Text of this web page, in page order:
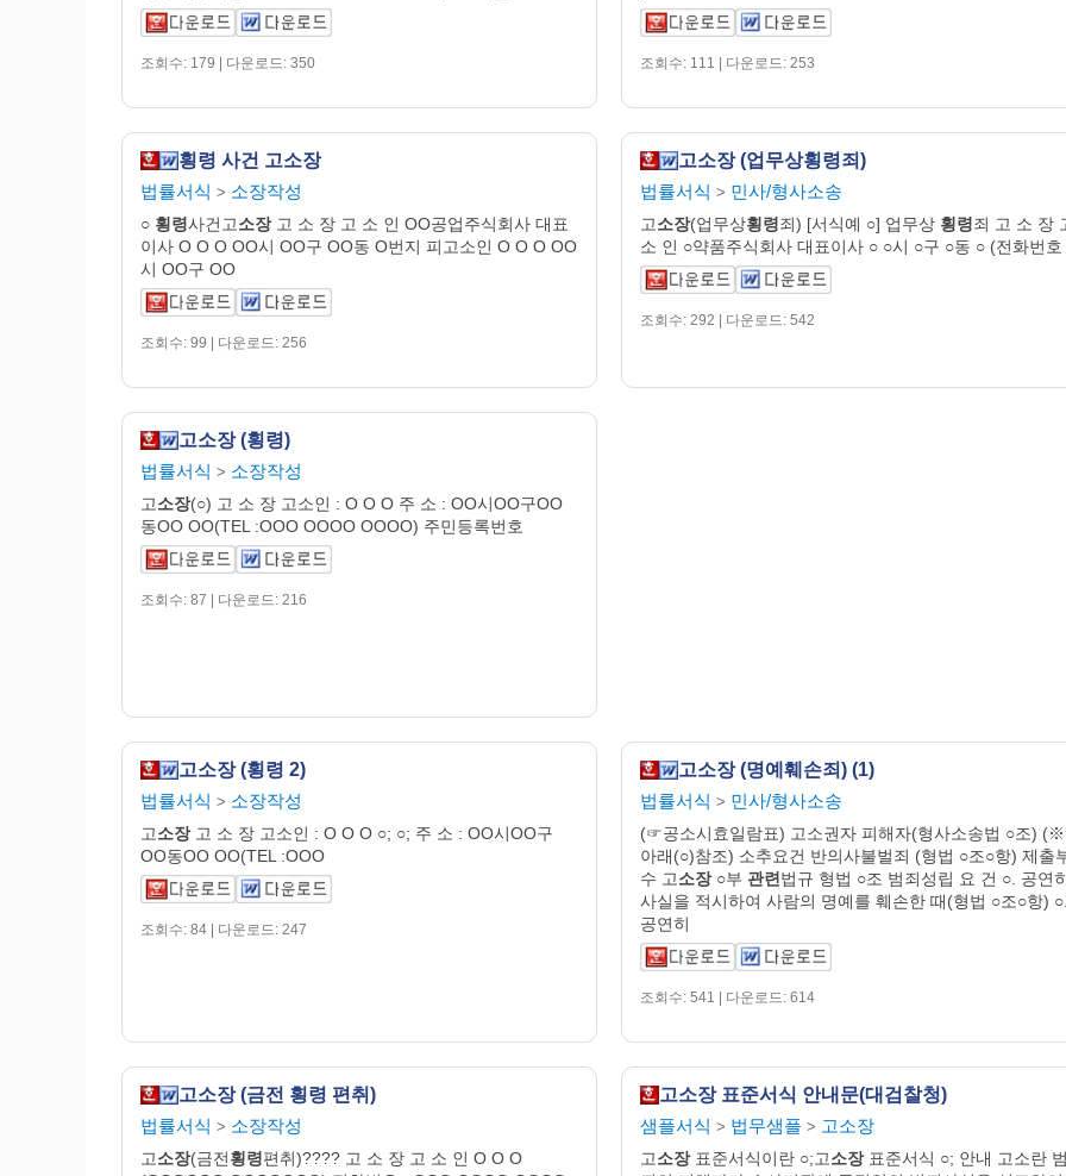
조회수: 179 | 다운로드: 350 조회수: 111 | 다운로드: 253
횡령 사건 고소장
법률서식 > 소장작성
○ 횡령사건고소장고 소 장 고 소 인 OO공업주식회사 대표
이사 O O O OO시 OO구 OO동 O번지 피고소인 O O O OO
시 OO구 OO
조회수: 99 | 다운로드: 256
고소장 (업무상횡령죄)
법률서식 > 민사/형사소송
고소장(업무상횡령죄) [서식예 ○] 업무상 횡령죄 고 소 장
소 인 ○약품주식회사 대표이사 ○ ○시 ○구 ○동 ○ (전화번호
조회수: 292 | 다운로드: 542
고소장 (횡령)
법률서식 > 소장작성
고소장(○) 고 소 장 고소인 : O O O 주 소 : OO시OO구OO
동OO OO(TEL :OOO OOOO OOOO) 주민등록번호
조회수: 87 | 다운로드: 216
고소장 (횡령 2)
법률서식 > 소장작성
고소장고 소 장 고소인 : O O O ○; ○; 주 소 : OO시OO구
OO동OO OO(TEL :OOO
조회수: 84 | 다운로드: 247
고소장 (명예훼손죄) (1)
법률서식 > 민사/형사소송
(☞공소시효일람표) 고소권자 피해자(형사소송법 ○조) (※
아래(○)참조) 소추요건 반의사불벌죄 (형법 ○조○항) 제출
수 고소장○부 관련법규 형법 ○조 범죄성립 요 건 ○. 공연
사실을 적시하여 사람의 명예를 훼손한 때(형법 ○조○항)
공연히
조회수: 541 | 다운로드: 614
고소장 (금전 횡령 편취)
법률서식 > 소장작성
고소장(금전횡령편취)???? 고 소 장 고 소 인 O O O
고소장 표준서식 안내문(대검찰청)
샘플서식 > 법무샘플 > 고소장
고소장표준서식이란 ○;고소장표준서식 ○; 안내 고소란